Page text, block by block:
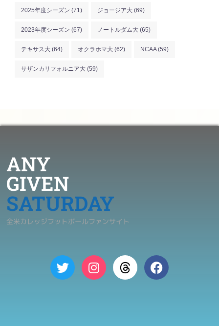
2025年度シーズン (71) ジョージア大 (69)
2023年度シーズン (67) ノートルダム大 (65)
テキサス大 (64) オクラホマ大 (62) NCAA(59)
サザンカリフォルニア大 (59)
ANY
GIVEN
SATURDAY
全米カレッジフットボールファンサイト